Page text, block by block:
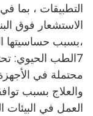
التطبيقات ، بما
الاستشعار فوق
،بسبب حساسيتها
محتملة في
والعلاج بسبب
العمل في البيئات